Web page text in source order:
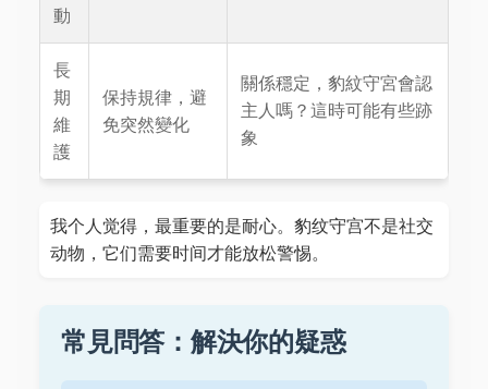
動
長
期
維
護
保持規律，避
免突然變化
關係穩定，豹紋守宮會認
主人嗎？這時可能有些跡
象
我个人觉得，最重要的是耐心。豹纹守宫不是社交
动物，它们需要时间才能放松警惕。
常見問答：解決你的疑惑